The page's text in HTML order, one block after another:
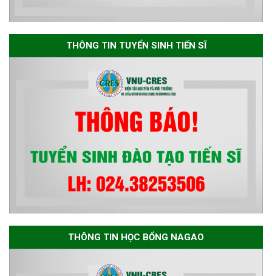
Thông báo danh sách thí sinh
đủ điều kiện dự tuyển Chương
trình đào tạo tiến sĩ chuyên
ngành Môi trường và phát triển
THÔNG TIN TUYỂN SINH TIẾN SĨ
THÔNG TIN HỌC BỔNG NAGAO